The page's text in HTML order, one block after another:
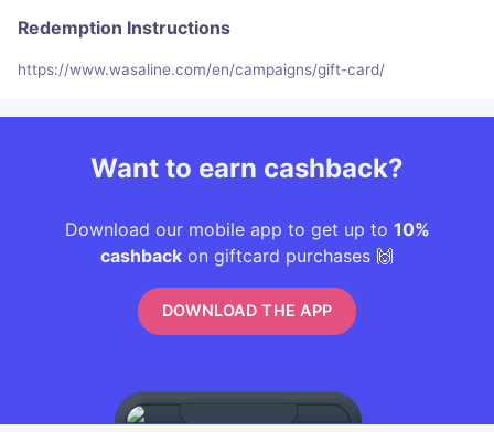
Redemption Instructions
https://www.wasaline.com/en/campaigns/gift-card/
Want to earn cashback?
Download our mobile app to get up to 10%
cashback on giftcard purchases 🙌
DOWNLOAD THE APP